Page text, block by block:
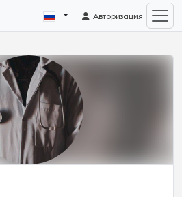
Авторизация